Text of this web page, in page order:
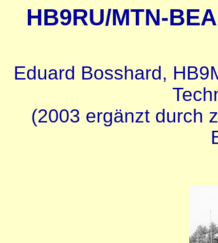
HB9RU/MTN-
Eduard Bosshard,
(2003 ergänzt durch